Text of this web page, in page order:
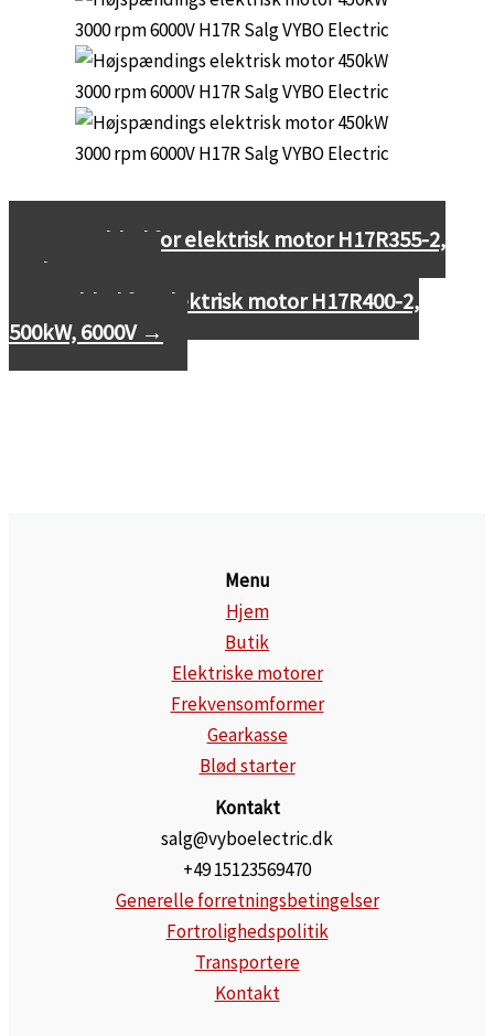
Datablad for elektrisk motor H17R355-2,
400kW, 6000V
Datablad for elektrisk motor H17R400-2,
500kW, 6000V →
Menu
Hjem
Butik
Elektriske motorer
Frekvensomformer
Gearkasse
Blød starter
Kontakt
salg@vyboelectric.dk
+49 15123569470
Generelle forretningsbetingelser
Fortrolighedspolitik
Transportere
Kontakt